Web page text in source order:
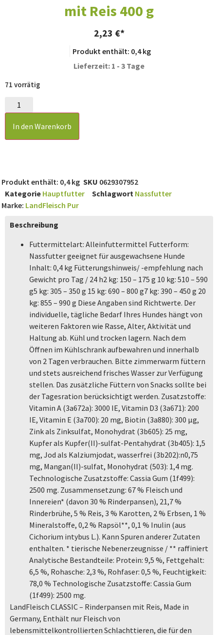
mit Reis 400 g
2,23 €
Produkt enthält: 0,4kg
Lieferzeit: 1 - 3 Tage
71 vorrätig
In den Warenkorb
Produkt enthält: 0,4kg SKU 0629307952
Kategorie Hauptfutter Schlagwort Nassfutter
Marke: LandFleisch Pur
Beschreibung
Futtermittelart: Alleinfuttermittel Futterform:
Nassfutter geeignet für ausgewachsene Hunde
Inhalt: 0,4 kg Fütterungshinweis/ -empfehlung nach
Gewicht pro Tag / 24 h2 kg: 150 – 175 g 10 kg: 510 – 590
g5 kg: 305 – 350 g 15 kg: 690 – 800 g7 kg: 390 – 450 g 20
kg: 855 – 990 g Diese Angaben sind Richtwerte. Der
individuelle, tägliche Bedarf Ihres Hundes hängt von
weiteren Faktoren wie Rasse, Alter, Aktivität und
Haltung ab. Kühl und trocken lagern. Nach dem
Öffnen im Kühlschrank aufbewahren und innerhalb
von 2 Tagen verbrauchen. Bitte zimmerwarm füttern
und stets ausreichend frisches Wasser zur Verfügung
stellen. Das zusätzliche Füttern von Snacks sollte bei
der Tagesration berücksichtigt werden. Zusatzstoffe:
Vitamin A (3a672a): 3000 IE, Vitamin D3 (3a671): 200
IE, Vitamin E (3a700): 20 mg, Biotin (3a880): 300 µg,
Zink als Zinksulfat, Monohydrat (3b605): 25 mg,
Kupfer als Kupfer(II)-sulfat-Pentahydrat (3b405): 1,5
mg, Jod als Kalziumjodat, wasserfrei (3b202):n0,75
mg, Mangan(II)-sulfat, Monohydrat (503): 1,4 mg.
Technologische Zusatzstoffe: Cassia Gum (1f499):
2500 mg. Zusammensetzung: 67 % Fleisch und
Innereien* (davon 30 % Rinderpansen), 21,7 %
Rinderbrühe, 5 % Reis, 3 % Karotten, 2 % Erbsen, 1 %
Mineralstoffe, 0,2 % Rapsöl**, 0,1 % Inulin (aus
Cichorium intybus L.). Kann Spuren anderer Zutaten
enthalten. * tierische Nebenerzeugnisse / ** raffiniert
Analytische Bestandteile: Protein: 9,5 %, Fettgehalt:
6,5 %, Rohasche: 2,3 %, Rohfaser: 0,5 %, Feuchtigkeit:
78,0 % Technologische Zusatzstoffe: Cassia Gum
(1f499): 2500 mg.
LandFleisch CLASSIC – Rinderpansen mit Reis, Made in
Germany, Enthält nur Fleisch von
lebensmittelkontrollierten Schlachttieren, die für den